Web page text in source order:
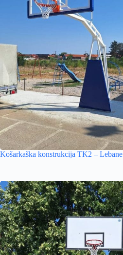
Košarkaška konstrukcija TK2 – Lebane